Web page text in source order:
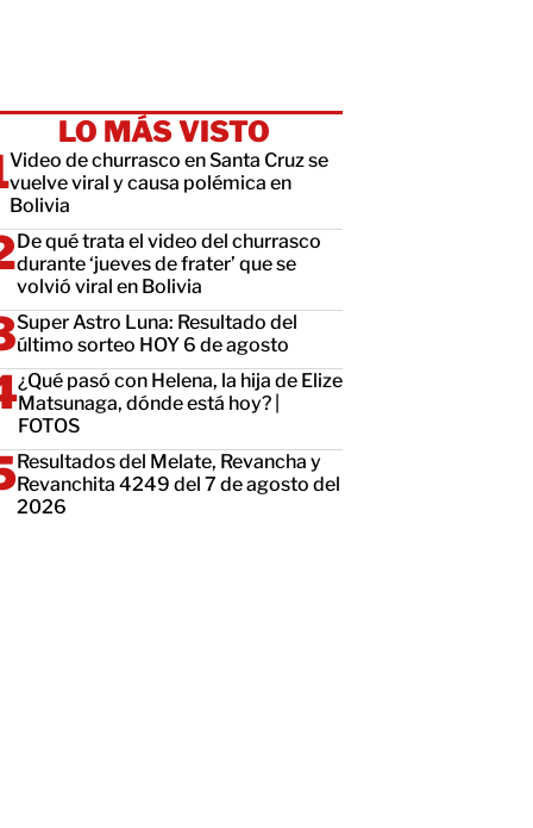
LO MÁS VISTO
Video de churrasco en Santa Cruz se
vuelve viral y causa polémica en
Bolivia
De qué trata el video del churrasco
durante ‘jueves de frater’ que se
volvió viral en Bolivia
Super Astro Luna: Resultado del
último sorteo HOY 6 de agosto
¿Qué pasó con Helena, la hija de Elize
Matsunaga, dónde está hoy? |
FOTOS
Resultados del Melate, Revancha y
Revanchita 4249 del 7 de agosto del
2026